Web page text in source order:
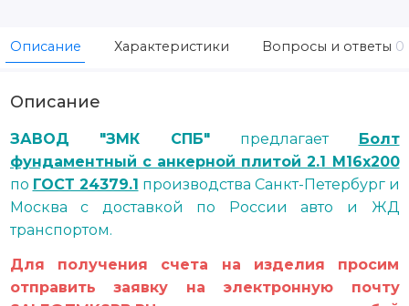
Описание Характеристики Вопросы и ответы 0
Описание
ЗАВОД "ЗМК СПБ" предлагает Болт
фундаментный с анкерной плитой 2.1 М16x200
по ГОСТ 24379.1 производства Санкт-Петербург и
Москва с доставкой по России авто и ЖД
транспортом.
Для получения счета на изделия просим
отправить заявку на электронную почту